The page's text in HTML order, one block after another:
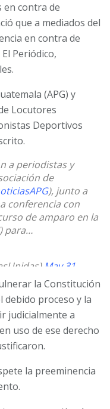
en contra de
que a mediados del
en contra de
Periódico,
(APG) y
Locutores
Deportivos
a periodistas y
de
), junto a
conferencia con
de amparo en la
para…
May 31,
la Constitución
debido proceso y la
judicialmente a
uso de ese derecho
la preeminencia